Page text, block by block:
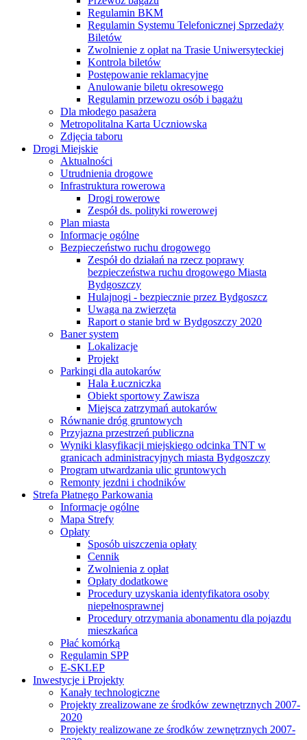
Regulamin BKM
Regulamin Systemu Telefonicznej Sprzedaży
Biletów
Zwolnienie z opłat na Trasie Uniwersyteckiej
Kontrola biletów
Postępowanie reklamacyjne
Anulowanie biletu okresowego
Regulamin przewozu osób i bagażu
Dla młodego pasażera
Metropolitalna Karta Uczniowska
Zdjęcia taboru
Drogi Miejskie
Aktualności
Utrudnienia drogowe
Infrastruktura rowerowa
Drogi rowerowe
Zespół ds. polityki rowerowej
Plan miasta
Informacje ogólne
Bezpieczeństwo ruchu drogowego
Zespół do działań na rzecz poprawy
bezpieczeństwa ruchu drogowego Miasta
Bydgoszczy
Hulajnogi - bezpiecznie przez Bydgoszcz
Uwaga na zwierzęta
Raport o stanie brd w Bydgoszczy 2020
Baner system
Lokalizacje
Projekt
Parkingi dla autokarów
Hala Łuczniczka
Obiekt sportowy Zawisza
Miejsca zatrzymań autokarów
Równanie dróg gruntowych
Przyjazna przestrzeń publiczna
Wyniki klasyfikacji miejskiego odcinka TNT w
granicach administracyjnych miasta Bydgoszczy
Program utwardzania ulic gruntowych
Remonty jezdni i chodników
Strefa Płatnego Parkowania
Informacje ogólne
Mapa Strefy
Opłaty
Sposób uiszczenia opłaty
Cennik
Zwolnienia z opłat
Opłaty dodatkowe
Procedury uzyskania identyfikatora osoby
niepełnosprawnej
Procedury otrzymania abonamentu dla pojazdu
mieszkańca
Płać komórką
Regulamin SPP
E-SKLEP
Inwestycje i Projekty
Kanały technologiczne
Projekty zrealizowane ze środków zewnętrznych 2007-
2020
Projekty realizowane ze środków zewnętrznych 2007-